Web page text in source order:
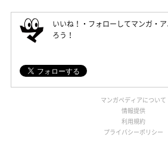
いいね！・フォローしてマンガ・
ろう！
マンガペディアについて
情報提供
利用規約
プライバシーポリシー